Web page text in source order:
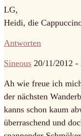
LG,
Heidi, die
Antworten
Sineous 20/11/2012 -
Ah wie freue ich
der nächsten
kanns schon kaum
überraschend und